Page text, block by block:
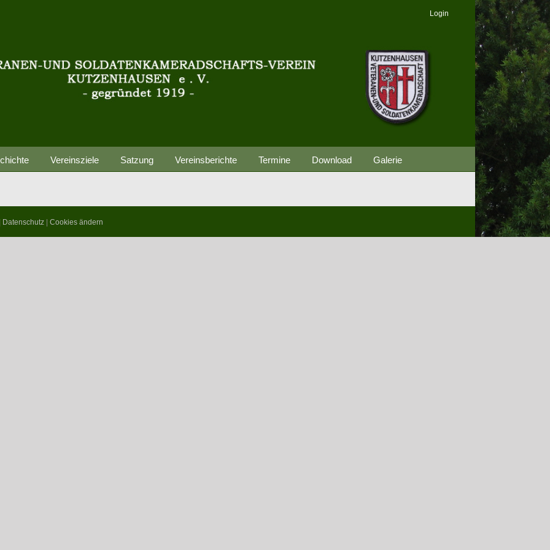
Login
Vereinsziele Satzung Vereinsberichte Termine Download Galerie
Datenschutz Cookies ändern